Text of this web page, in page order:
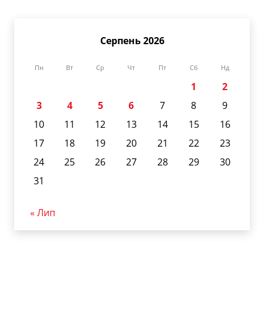
Серпень 2026
Пн Вт Ср Чт Пт Сб Нд
1
2
3
4 5 6 7 8
9
10
11 12 13 14 15
16
17
18 19 20 21 22
23
24
25 26 27 28 29
30
31
« Лип